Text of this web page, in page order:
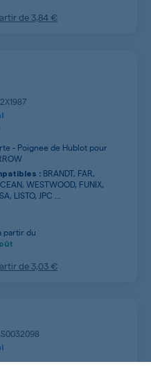
de 3,84 €
- Poignee de Hublot pour
: BRANDT, FAR,
WESTWOOD, FUNIX,
LISTO, JPC ...
partir du
de 3,03 €
pour Four - Cuisinière